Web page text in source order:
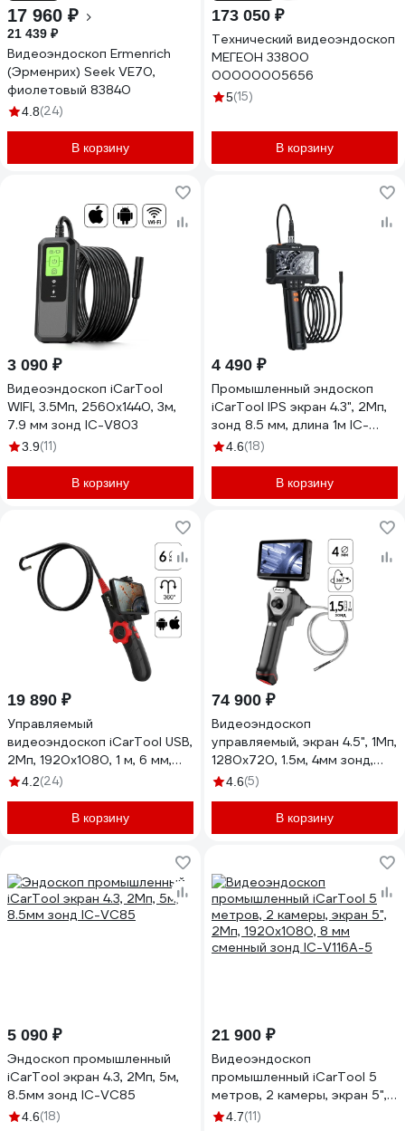
17 960 ₽
21 439 ₽
Видеоэндоскоп Ermenrich
(Эрменрих) Seek VE70,
фиолетовый 83840
4.8(24)
В корзину
173 050 ₽
Технический видеоэндоскоп
МЕГЕОН 33800
00000005656
5(15)
В корзину
3 090 ₽
Видеоэндоскоп iCarTool
WIFI, 3.5Мп, 2560x1440, 3м,
7.9 мм зонд IC-V803
3.9(11)
В корзину
4 490 ₽
Промышленный эндоскоп
iCarTool IPS экран 4.3", 2Мп,
зонд 8.5 мм, длина 1м IC-
VC81
4.6(18)
В корзину
19 890 ₽
Управляемый
видеоэндоскоп iCarTool USB,
2Мп, 1920x1080, 1 м, 6 мм,
поворот камеры 360° IC-
4.2(24)
В корзину
74 900 ₽
Видеоэндоскоп
управляемый, экран 4.5", 1Мп,
1280x720, 1.5м, 4мм зонд,
поворот камеры 4х360°
4.6(5)
В корзину
5 090 ₽
Эндоскоп промышленный
iCarTool экран 4.3, 2Мп, 5м,
8.5мм зонд IC-VC85
4.6(18)
21 900 ₽
Видеоэндоскоп
промышленный iCarTool 5
метров, 2 камеры, экран 5",
2Мп, 1920x1080, 8 мм
4.7(11)